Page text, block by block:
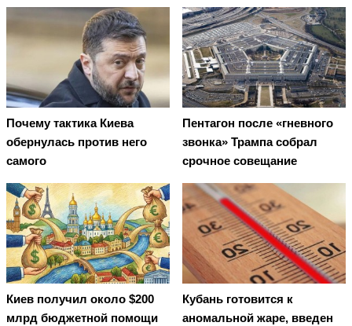
Почему тактика Киева
обернулась против него
самого
Пентагон после «гневного
звонка» Трампа собрал
срочное совещание
Киев получил около $200
млрд бюджетной помощи
Кубань готовится к
аномальной жаре, введен